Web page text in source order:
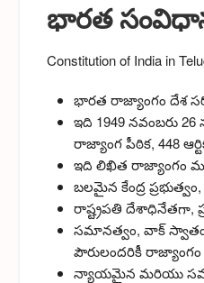
భారత
Constitution of India in
భారత రాజ్యాంగం దేశ
ఇది 1949 నవంబరు
రాజ్యాంగ పీఠిక, 448
ఇది లిఖిత రాజ్యాంగం
బలమైన కేంద్ర
రాష్ట్రపతి దేశాధినేతగా,
సమానత్వం, వాక్
పౌరులందరికీ రాజ్యాంగం
న్యాయమైన మరియు